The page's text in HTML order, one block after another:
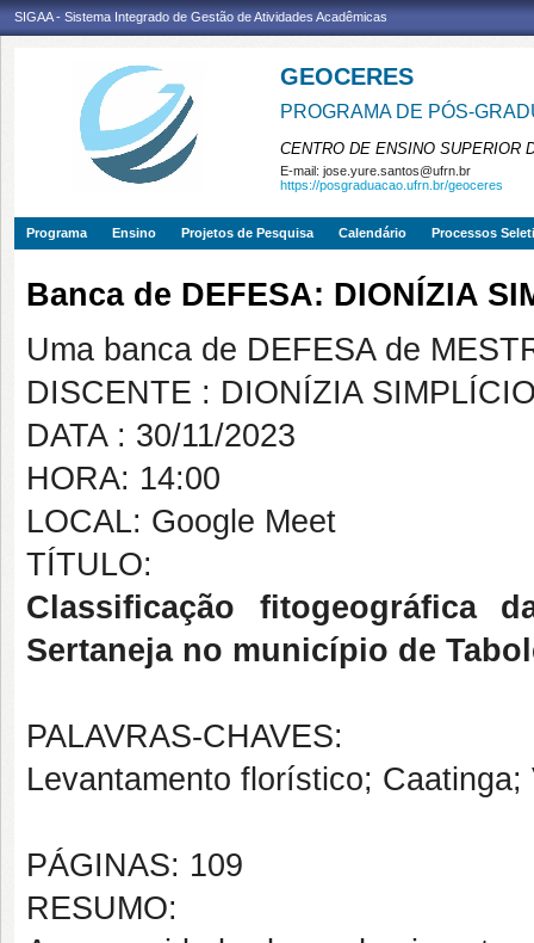
SIGAA - Sistema Integrado de Gestão de Atividades Acadêmicas
GEOCERES
PROGRAMA DE PÓS-
CENTRO DE ENSINO SUPERIOR
E-mail: jose.yure.santos@ufrn.br
https://posgraduacao.ufrn.br/geoceres
Programa Ensino Projetos de Pesquisa Calendário Processos
Banca de DEFESA: DIONÍZIA
Uma banca de DEFESA de
DISCENTE : DIONÍZIA
DATA : 30/11/2023
HORA: 14:00
LOCAL: Google Meet
TÍTULO:
Classificação fitogeográfica
Sertaneja no município de
PALAVRAS-CHAVES:
Levantamento florístico; Caatinga;
PÁGINAS: 109
RESUMO: